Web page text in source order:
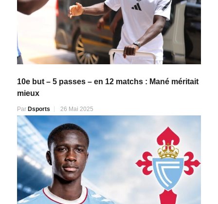
10e but – 5 passes – en 12 matchs : Mané méritait
mieux
Par Dsports 26 Mai 2025